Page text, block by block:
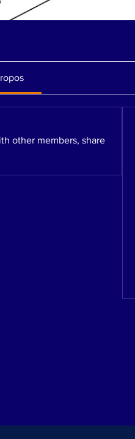
other members, share